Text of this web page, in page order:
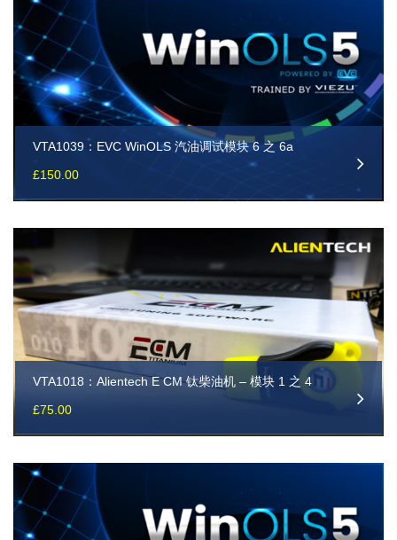
VTA1039：EVC WinOLS 汽油调试模块 6 之 6a
£150.00
VTA1018：Alientech E CM 钛柴油机 – 模块 1 之 4
£75.00